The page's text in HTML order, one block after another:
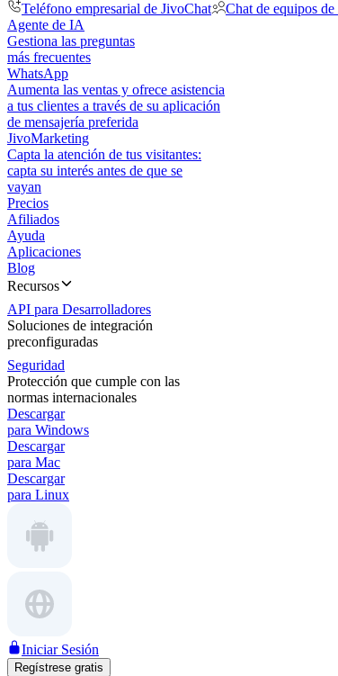
Teléfono empresarial de JivoChat
Chat de equipos
Agente de IA
Gestiona las preguntas
más frecuentes
WhatsApp
Aumenta las ventas y ofrece asistencia
a tus clientes a través de su aplicación
de mensajería preferida
JivoMarketing
Capta la atención de tus visitantes:
capta su interés antes de que se
vayan
Precios
Afiliados
Ayuda
Aplicaciones
Blog
Recursos
API para Desarrolladores
Soluciones de integración
preconfiguradas
Seguridad
Protección que cumple con las
normas internacionales
Descargar
para Windows
Descargar
para Mac
Descargar
para Linux
Iniciar Sesión
Regístrese gratis